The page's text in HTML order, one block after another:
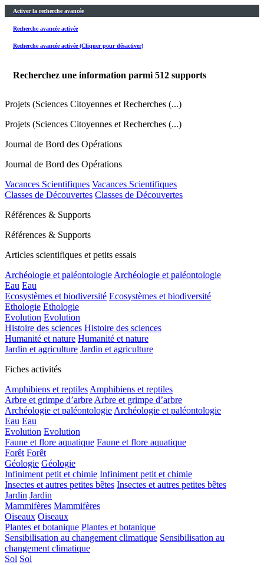
Activer la recherche avancée
Recherche avancée activée
Recherche avancée activée (Cliquer pour désactiver)
Recherchez une information parmi 512 supports
Projets (Sciences Citoyennes et Recherches (...)
Projets (Sciences Citoyennes et Recherches (...)
Journal de Bord des Opérations
Journal de Bord des Opérations
Vacances Scientifiques Vacances Scientifiques
Classes de Découvertes Classes de Découvertes
Références & Supports
Références & Supports
Articles scientifiques et petits essais
Archéologie et paléontologieArchéologie et paléontologie
Eau Eau
Ecosystèmes et biodiversité Ecosystèmes et biodiversité
Ethologie Ethologie
Evolution Evolution
Histoire des sciences Histoire des sciences
Humanité et nature Humanité et nature
Jardin et agriculture Jardin et agriculture
Fiches activités
Amphibiens et reptilesAmphibiens et reptiles
Arbre et grimpe d’arbreArbre et grimpe d’arbre
Archéologie et paléontologieArchéologie et paléontologie
Eau Eau
Evolution Evolution
Faune et flore aquatique Faune et flore aquatique
Forêt Forêt
Géologie Géologie
Infiniment petit et chimie Infiniment petit et chimie
Insectes et autres petites bêtes Insectes et autres petites bêtes
Jardin Jardin
Mammifères Mammifères
Oiseaux Oiseaux
Plantes et botanique Plantes et botanique
Sensibilisation au changement climatique Sensibilisation au
changement climatique
Sol Sol